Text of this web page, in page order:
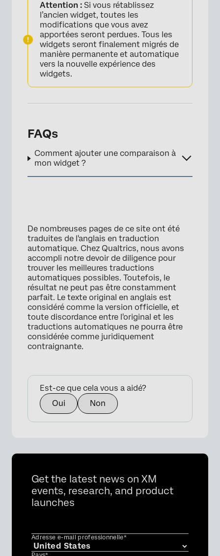
Attention : Si vous rétablissez
l’ancien widget, toutes les
modifications que vous avez
apportées seront perdues. Tous les
widgets seront finalement migrés de
manière permanente et automatique
vers la nouvelle expérience des
widgets.
FAQs
Comment ajouter une comparaison à
mon widget ?
De nombreuses pages de ce site ont été
traduites de l'anglais en traduction
automatique. Chez Qualtrics, nous avons
accompli notre devoir de diligence pour
trouver les meilleures traductions
automatiques possibles. Toutefois, le
résultat ne peut pas être constamment
parfait. Le texte original en anglais est
considéré comme la version officielle, et
toute discordance entre l'original et les
traductions automatiques ne pourra être
considérée comme juridiquement
contraignante.
Est-ce que cela vous a aidé?
Oui
Non
Get the latest news on XM
events, research, and product
launches
Adresse e-mail professionnelle*